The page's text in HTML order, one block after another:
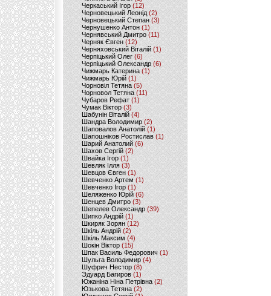
Черкаський Ігор (12)
Черновецький Леонід(2)
Черновецький Степан (3)
Чернушенко Антон (1)
Чернявський Дмитро(11)
Черняк Євген(12)
Черняховський Віталій (1)
Черпіцький Олег (6)
Черпіцький Олександр (6)
Чижмарь Катерина (1)
Чижмарь Юрій (1)
Чорновіл Тетяна (5)
Чорновол Тетяна (11)
Чубаров Рефат (1)
Чумак Віктор(3)
Шабунін Віталій (4)
Шандра Володимир (2)
Шаповалов Анатолій(1)
Шапошніков Ростислав(1)
Шарий Анатолий(6)
Шахов Сергій(2)
Швайка Ігор (1)
Шевляк Ілля (3)
Шевцов Євген (1)
Шевченко Артем(1)
Шевченко Ігор(1)
Шеляженко Юрій (6)
Шенцев Дмитро (3)
Шепелев Олександр (39)
Шипко Андрій(1)
Шкиряк Зорян(12)
Шкіль Андрій(2)
Шкіль Максим (4)
Шокін Віктор (15)
Шпак Василь Федорович (1)
Шульга Володимир (4)
Шуфрич Нестор(8)
Эдуард Багиров (1)
Южаніна Ніна Петрівна (2)
Юзькова Тетяна(2)